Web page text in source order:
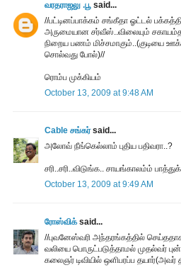
வரதராஜலு .பூ said...
//பட்டினப்பாக்கம் சங்கீதா ஓட்டல்
அருமையான சர்வீஸ்..விலையும்
நிறைய பணம் மிச்சமாகும்..(குடியை
சொல்வது போல்)//
ரொம்ப முக்கியம்
October 13, 2009 at 9:48 AM
Cable சங்கர்said...
அலோவ் நீங்கெல்லாம் புதிய பதிவரா..?
சரி..சரி..விடுங்க.. சாயங்காலம்ம்
October 13, 2009 at 9:49 AM
ரோஸ்விக் said...
//புவனேஸ்வரி அந்தரங்கத்தில்
வலியை பொருட்படுத்தாமல் முதல்வர்
கலைஞர் டிவியில் ஒளிபரப்ப